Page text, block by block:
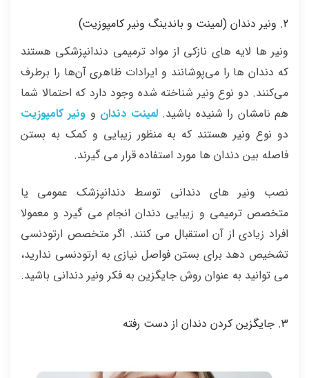
2. ونیر دندان (لمینت و باندینگ ونیر کامپوزیت)
ونیر ها لایه های نازکی از مواد ترمیمی دندانپزشکی هستند
که دندان ها را می‌پوشانند و ایرادات ظاهری آن‌ها را برطرف
می‌کنند. دو نوع ونیر شناخته شده وجود دارد که احتمالا شما
هم نامشان را شنیده باشید.لمینت دندان و ونیر کامپوزیت
دو نوع ونیر هستند که به منظور زیبایی و کمک به بستن
فاصله بین دندان ها مورد استفاده قرار می گیرند.
نصب ونیر های دندانی توسط دندانپزشک عمومی یا
متخصص ترمیمی و زیبایی دندان انجام می گیرد و معمولا
افراد زیادی از آن استقبال می کنند. اگر متخصص ارتودنسی
تشخیص دهد برای بستن فواصل نیازی به ارتودنسی ندارید،
می توانید به عنوان روش جایگزین به فکر ونیر دندانی باشید.
3. جایگزین کردن دندان از دست رفته